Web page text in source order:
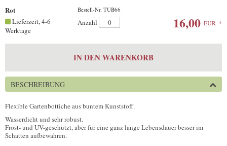
Rot Bestell-Nr. TUB66
Lieferzeit, 4-6
Werktage
Anzahl 16,00 EUR *
IN DEN WARENKORB
BESCHREIBUNG
Flexible Gartenbottiche aus buntem Kunststoff.
Wasserdicht und sehr robust.
Frost- und UV-geschützt, aber für eine ganz lange Lebensdauer besser im
Schatten aufbewahren.